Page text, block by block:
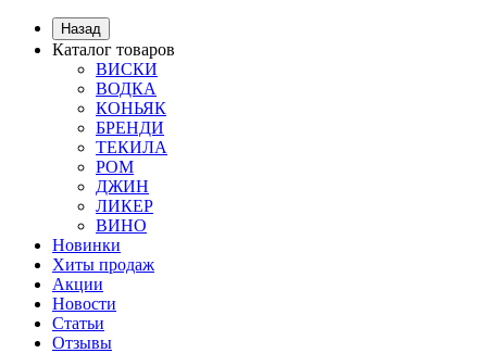
Назад
Каталог товаров
ВИСКИ
ВОДКА
КОНЬЯК
БРЕНДИ
ТЕКИЛА
РОМ
ДЖИН
ЛИКЕР
ВИНО
Новинки
Хиты продаж
Акции
Новости
Статьи
Отзывы